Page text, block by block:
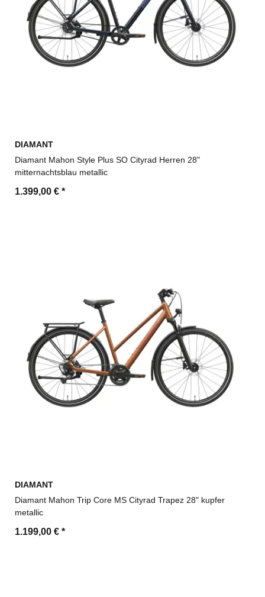
DIAMANT
Diamant Mahon Style Plus SO Cityrad Herren 28"
mitternachtsblau metallic
1.399,00 € *
DIAMANT
Diamant Mahon Trip Core MS Cityrad Trapez 28" kupfer
metallic
1.199,00 € *